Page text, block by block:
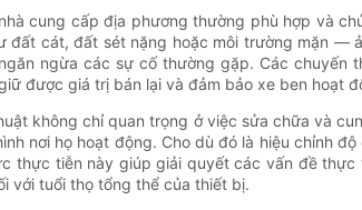
cung cấp địa phương thường phù hợp và
cát, đất sét nặng hoặc môi trường mặn —
ngừa các sự cố thường gặp. Các
được giá trị bán lại và đảm bảo xe ben hoạt
không chỉ quan trọng ở việc sửa chữa và
nơi họ hoạt động. Cho dù đó là hiệu chỉnh
thực tiễn này giúp giải quyết các vấn đề
với tuổi thọ tổng thể của thiết bị.